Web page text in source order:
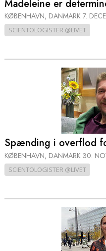
Madeleine er
KØBENHAVN, DANMARK 7.
SCIENTOLOGISTER @LIVET
Spænding i overflod
KØBENHAVN, DANMARK 30.
SCIENTOLOGISTER @LIVET